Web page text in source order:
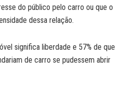
do público pelo carro ou que o
dessa relação.
significa liberdade e 57% de que
de carro se pudessem abrir